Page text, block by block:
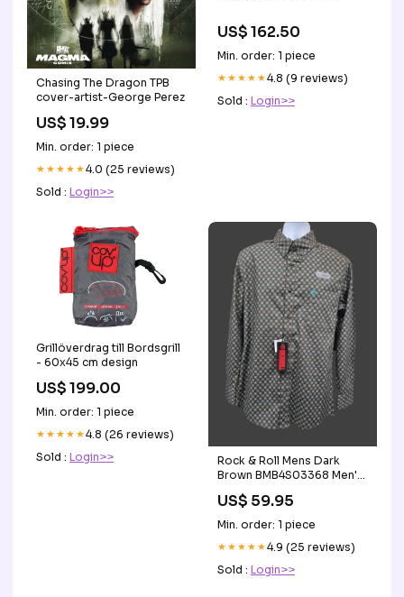
Chasing The Dragon TPB
cover-artist-George Perez
US$ 19.99
Min. order: 1 piece
★★★★★4.0 (25 reviews)
Sold : Login>>
US$ 162.50
Min. order: 1 piece
★★★★★4.8 (9 reviews)
Sold : Login>>
Grillöverdrag till Bordsgrill
- 60x45 cm design
US$ 199.00
Min. order: 1 piece
★★★★★4.8 (26 reviews)
Sold : Login>>
Rock & Roll Mens Dark
Brown BMB4S03368 Men's
US$ 59.95
Min. order: 1 piece
★★★★★4.9 (25 reviews)
Sold : Login>>